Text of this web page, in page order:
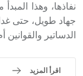
نفاذها، وهذا
جهاد طويل، حتى
الدساتير
اقرأ المزيد